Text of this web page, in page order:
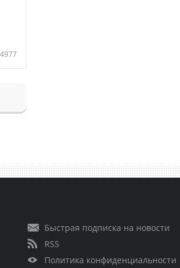
4977
Быстрая подписка на новости
RSS
Политика конфиденциальности